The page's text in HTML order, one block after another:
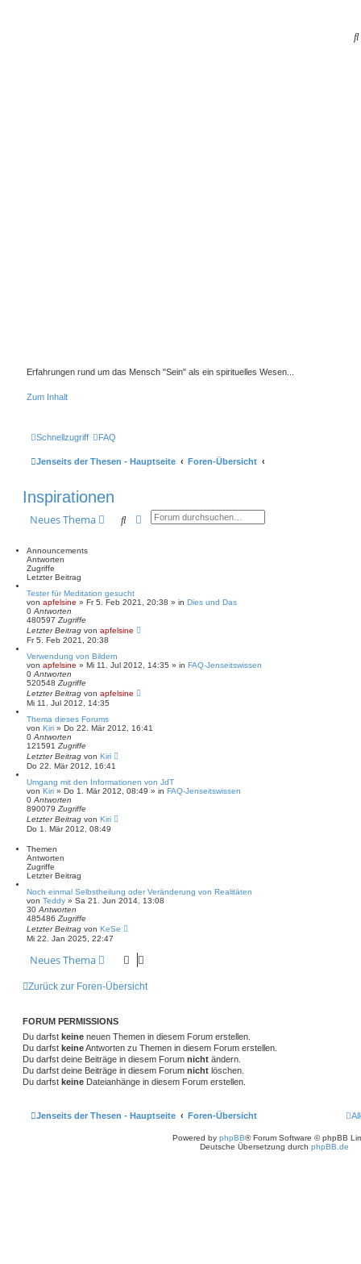
Erfahrungen rund um das Mensch "Sein" als ein spirituelles Wesen...
Zum Inhalt
Schnellzugriff FAQ
Jenseits der Thesen - Hauptseite Foren-Übersicht
Inspirationen
Neues Thema SucheErweiterte Suche
Announcements
Antworten
Zugriffe
Letzter Beitrag
Tester für Meditation gesucht
von apfelsine » Fr 5. Feb 2021, 20:38 » in Dies und Das
0 Antworten
480597 Zugriffe
Letzter Beitrag von apfelsine
Fr 5. Feb 2021, 20:38
Verwendung von Bildern
von apfelsine » Mi 11. Jul 2012, 14:35 » in FAQ-Jenseitswissen
0 Antworten
520548 Zugriffe
Letzter Beitrag von apfelsine
Mi 11. Jul 2012, 14:35
Thema dieses Forums
von Kiri » Do 22. Mär 2012, 16:41
0 Antworten
121591 Zugriffe
Letzter Beitrag von Kiri
Do 22. Mär 2012, 16:41
Umgang mit den Informationen von JdT
von Kiri » Do 1. Mär 2012, 08:49 » in FAQ-Jenseitswissen
0 Antworten
890079 Zugriffe
Letzter Beitrag von Kiri
Do 1. Mär 2012, 08:49
Themen
Antworten
Zugriffe
Letzter Beitrag
Noch einmal Selbstheilung oder Veränderung von Realitäten
von Teddy » Sa 21. Jun 2014, 13:08
30 Antworten
485486 Zugriffe
Letzter Beitrag von KeSe
Mi 22. Jan 2025, 22:47
Neues Thema
Zurück zur Foren-Übersicht
FORUM PERMISSIONS
Du darfst keine neuen Themen in diesem Forum erstellen.
Du darfst keineAntworten zu Themen in diesem Forum erstellen.
Du darfst deine Beiträge in diesem Forum nicht ändern.
Du darfst deine Beiträge in diesem Forum nicht löschen.
Du darfst keine Dateianhänge in diesem Forum erstellen.
Jenseits der Thesen - Hauptseite Foren-Übersicht
Powered by phpBB® Forum Software © phpBB
Deutsche Übersetzung durch phpBB.de